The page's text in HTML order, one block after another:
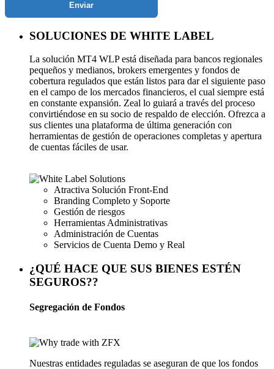
Enviar
SOLUCIONES DE WHITE LABEL
La solución MT4 WLP está diseñada para bancos regionales
pequeños y medianos, brokers emergentes y fondos de
cobertura regulados que están listos para dar el siguiente paso
en el campo de los mercados financieros, el cual siempre está
en constante expansión. Zeal lo guiará a través del proceso
convirtiéndose en su socio de respaldo de elección. Ofrezca a
sus clientes una plataforma de última generación con
herramientas de gestión de operaciones completas y apertura
de cuentas fáciles de usar.
Atractiva Solución Front-End
Branding Completo y Soporte
Gestión de riesgos
Herramientas Administrativas
Administración de Cuentas
Servicios de Cuenta Demo y Real
¿QUÉ HACE QUE SUS BIENES ESTÉN
SEGUROS??
Segregación de Fondos
Nuestras entidades reguladas se aseguran de que los fondos